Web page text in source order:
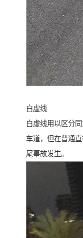
白虚线
白虚线用以区分
车道，但在普通
尾事故发生。